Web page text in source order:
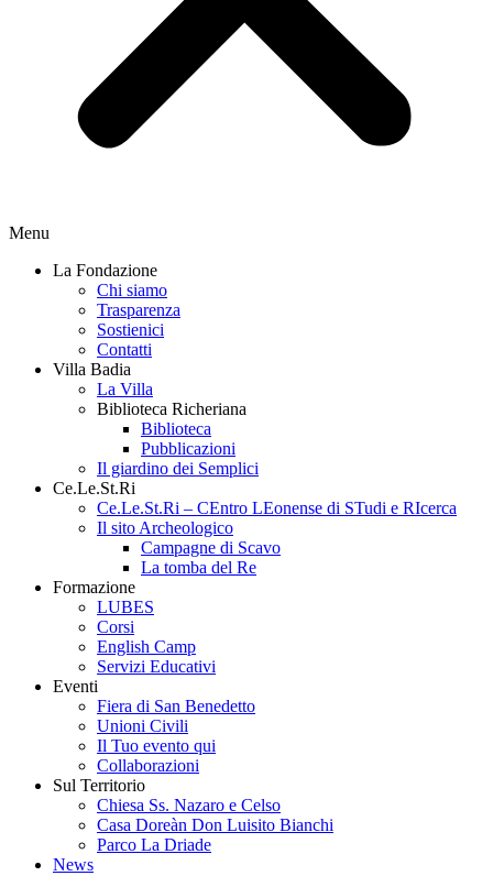
Menu
La Fondazione
Chi siamo
Trasparenza
Sostienici
Contatti
Villa Badia
La Villa
Biblioteca Richeriana
Biblioteca
Pubblicazioni
Il giardino dei Semplici
Ce.Le.St.Ri
Ce.Le.St.Ri – CEntro LEonense di STudi e RIcerca
Il sito Archeologico
Campagne di Scavo
La tomba del Re
Formazione
LUBES
Corsi
English Camp
Servizi Educativi
Eventi
Fiera di San Benedetto
Unioni Civili
Il Tuo evento qui
Collaborazioni
Sul Territorio
Chiesa Ss. Nazaro e Celso
Casa Doreàn Don Luisito Bianchi
Parco La Driade
News